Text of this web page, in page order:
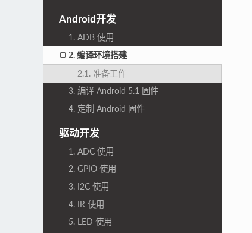
Android开发
1. ADB 使用
2. 编译环境搭建
2.1. 准备工作
3. 编译 Android 5.1 固件
4. 定制 Android 固件
驱动开发
1. ADC 使用
2. GPIO 使用
3. I2C 使用
4. IR 使用
5. LED 使用